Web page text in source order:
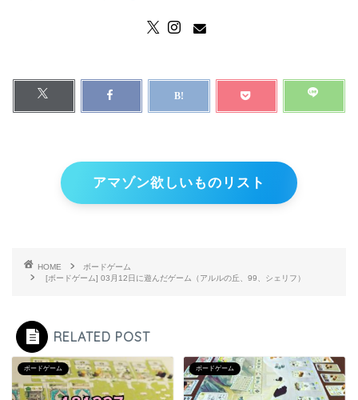
アマゾン欲しいものリスト
HOME
ボードゲーム
[ボードゲーム] 03月12日に遊んだゲーム（アルルの丘、99、シェリフ）
RELATED POST
ボードゲーム ボードゲーム